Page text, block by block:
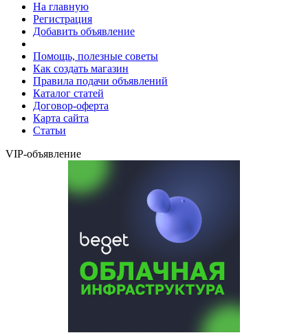
На главную
Регистрация
Добавить объявление
Помощь, полезные советы
Как создать магазин
Правила подачи объявлений
Каталог статей
Договор-оферта
Карта сайта
Статьи
VIP-объявление